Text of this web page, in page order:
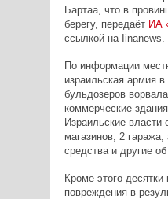
Бартаа, что в
берегу, передаёт ИА
ссылкой на Iinanews.
По информации
израильская армия
бульдозеров
коммерческие
Израильские власти
магазинов, 2
средства и другие
Кроме этого
повреждения в